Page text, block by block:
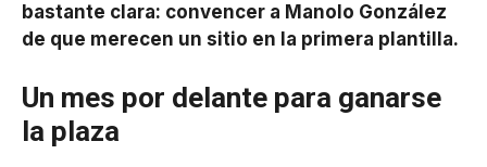
bastante clara: convencer a Manolo González
de que merecen un sitio en la primera plantilla.
Un mes por delante para ganarse
la plaza